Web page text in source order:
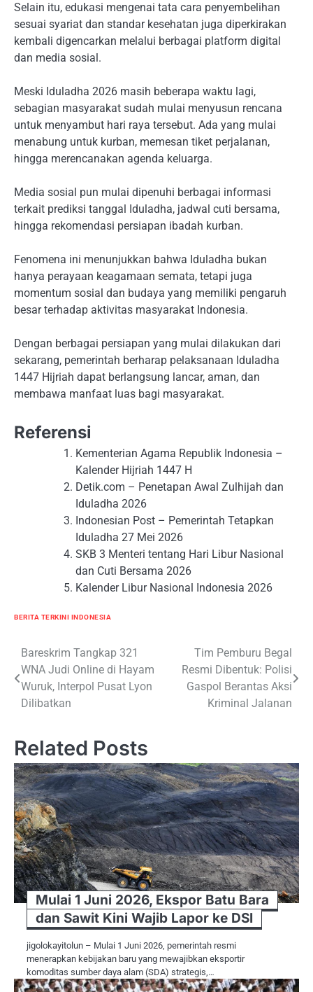
Selain itu, edukasi mengenai tata cara penyembelihan
sesuai syariat dan standar kesehatan juga diperkirakan
kembali digencarkan melalui berbagai platform digital
dan media sosial.
Meski Iduladha 2026 masih beberapa waktu lagi,
sebagian masyarakat sudah mulai menyusun rencana
untuk menyambut hari raya tersebut. Ada yang mulai
menabung untuk kurban, memesan tiket perjalanan,
hingga merencanakan agenda keluarga.
Media sosial pun mulai dipenuhi berbagai informasi
terkait prediksi tanggal Iduladha, jadwal cuti bersama,
hingga rekomendasi persiapan ibadah kurban.
Fenomena ini menunjukkan bahwa Iduladha bukan
hanya perayaan keagamaan semata, tetapi juga
momentum sosial dan budaya yang memiliki pengaruh
besar terhadap aktivitas masyarakat Indonesia.
Dengan berbagai persiapan yang mulai dilakukan dari
sekarang, pemerintah berharap pelaksanaan Iduladha
1447 Hijriah dapat berlangsung lancar, aman, dan
membawa manfaat luas bagi masyarakat.
Referensi
Kementerian Agama Republik Indonesia –
Kalender Hijriah 1447 H
Detik.com – Penetapan Awal Zulhijah dan
Iduladha 2026
Indonesian Post – Pemerintah Tetapkan
Iduladha 27 Mei 2026
SKB 3 Menteri tentang Hari Libur Nasional
dan Cuti Bersama 2026
Kalender Libur Nasional Indonesia 2026
BERITA TERKINI INDONESIA
Navigasi
pos
Bareskrim Tangkap 321
WNA Judi Online di Hayam
Wuruk, Interpol Pusat Lyon
Dilibatkan
Tim Pemburu Begal
Resmi Dibentuk: Polisi
Gaspol Berantas Aksi
Kriminal Jalanan
Related Posts
Mulai 1 Juni 2026, Ekspor Batu Bara
dan Sawit Kini Wajib Lapor ke DSI
jigolokayitolun – Mulai 1 Juni 2026, pemerintah resmi
menerapkan kebijakan baru yang mewajibkan eksportir
komoditas sumber daya alam (SDA) strategis,…